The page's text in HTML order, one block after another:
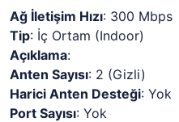
Ağ İletişim Hızı: 300 Mbps
Tip: İç Ortam (Indoor)
Açıklama:
Anten Sayısı: 2 (Gizli)
Harici Anten Desteği: Yok
Port Sayısı: Yok